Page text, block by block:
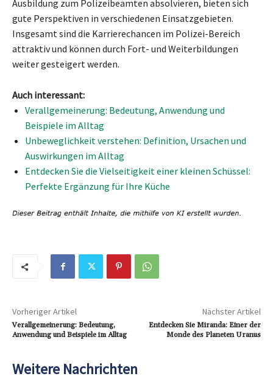
Ausbildung zum Polizeibeamten absolvieren, bieten sich
gute Perspektiven in verschiedenen Einsatzgebieten.
Insgesamt sind die Karrierechancen im Polizei-Bereich
attraktiv und können durch Fort- und Weiterbildungen
weiter gesteigert werden.
Auch interessant:
Verallgemeinerung: Bedeutung, Anwendung und
Beispiele im Alltag
Unbeweglichkeit verstehen: Definition, Ursachen und
Auswirkungen im Alltag
Entdecken Sie die Vielseitigkeit einer kleinen Schüssel:
Perfekte Ergänzung für Ihre Küche
Vorheriger Artikel
Verallgemeinerung: Bedeutung,
Anwendung und Beispiele im Alltag
Nächster Artikel
Entdecken Sie Miranda: Einer der
Monde des Planeten Uranus
Weitere Nachrichten